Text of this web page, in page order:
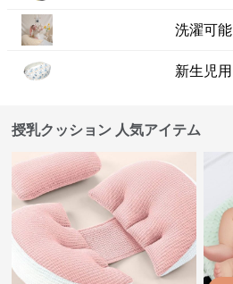
洗濯可能
新生児用
授乳クッション 人気アイテム